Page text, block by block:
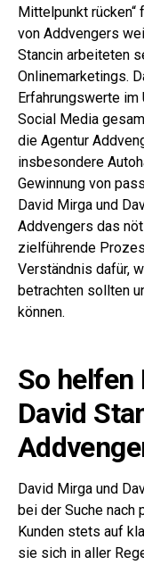
Mittelpunkt rücken“
von Addvengers
Stancin arbeiteten
Onlinemarketings.
Erfahrungswerte im
Social Media
die Agentur
insbesondere
Gewinnung von
David Mirga und
Addvengers das
zielführende
Verständnis dafür,
betrachten sollten
können.
So helfen
David
David Mirga und
bei der Suche nach
Kunden stets auf
sie sich in aller